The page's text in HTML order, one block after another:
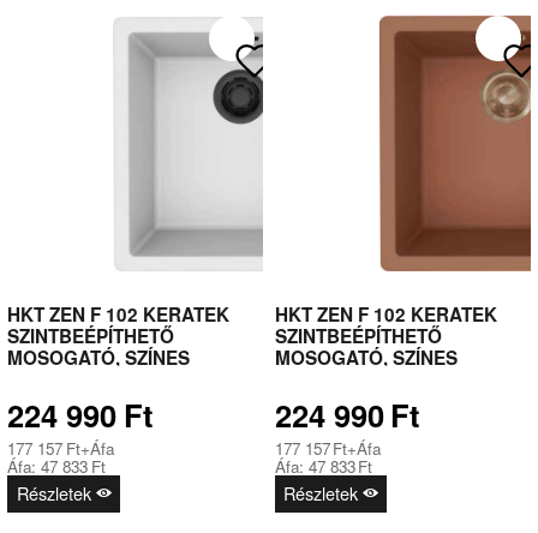
HKT ZEN F 102 KERATEK
SZINTBEÉPÍTHETŐ
MOSOGATÓ, SZÍNES
SZERELVÉNYEKKEL, 50 CM-
ES KORPUSZOKHOZ,FEHÉR-
FEKETE
224 990Ft
177 157 Ft+Áfa
Áfa: 47 833 Ft
Részletek
HKT ZEN F 102 KERATEK
SZINTBEÉPÍTHETŐ
MOSOGATÓ, SZÍNES
SZERELVÉNYEKKEL, 50 CM-
ES
KORPUSZOKHOZ,TERRAKO
TTA-BRONZ
224 990Ft
177 157Ft+Áfa
Áfa: 47 833Ft
Részletek